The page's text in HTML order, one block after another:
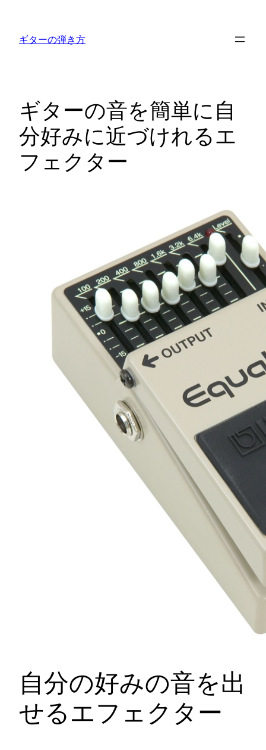
ギターの弾き方
ギターの音を簡単に自
分好みに近づけれるエ
フェクター
自分の好みの音を出
せるエフェクター